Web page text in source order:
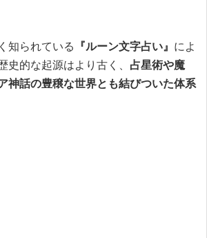
知られている 『ルーン文字占い』 によ
史的な起源はより古く、 占星術や魔
神話の豊穣な世界とも結びついた体系